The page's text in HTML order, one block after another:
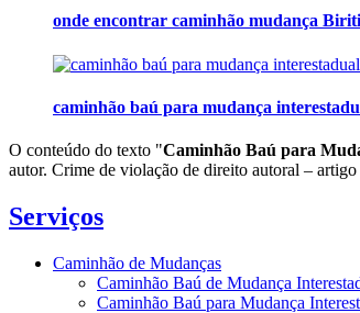
onde encontrar caminhão mudança
caminhão baú para mudança
O conteúdo do texto "Caminhão Baú para
autor. Crime de violação de direito autoral –
Serviços
Caminhão de Mudanças
Caminhão Baú de Mudança
Caminhão Baú para Mudança